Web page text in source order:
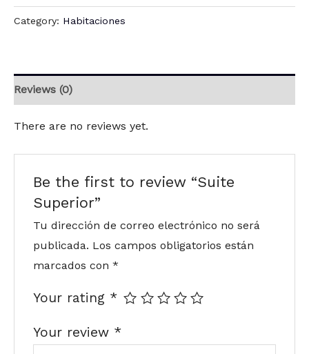
Category: Habitaciones
Reviews (0)
There are no reviews yet.
Be the first to review “Suite
Superior”
Tu dirección de correo electrónico no será
publicada. Los campos obligatorios están
marcados con *
Your rating *
Your review *